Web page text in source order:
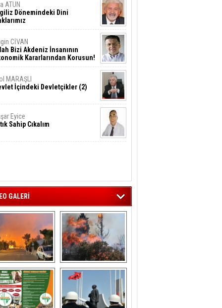
ATUN
Dönemindeki Dini
CİVAN
Bizi Akdeniz İnsanının
Kararlarından Korusun!
MARAŞLI
İçindeki Devletçikler (2)
Eyice
Sahip Cıkalım
GALERİ
‘da  otluk
alanda çıkan
yangın evlere
sıçramadan
söndürüldü
Aliağa'nın Ciğerleri